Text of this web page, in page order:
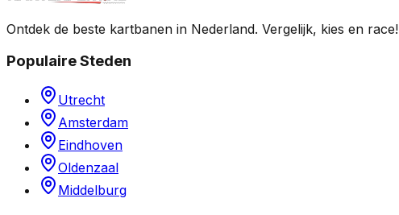
Ontdek de beste kartbanen in Nederland. Vergelijk, kies en race!
Populaire Steden
Utrecht
Amsterdam
Eindhoven
Oldenzaal
Middelburg